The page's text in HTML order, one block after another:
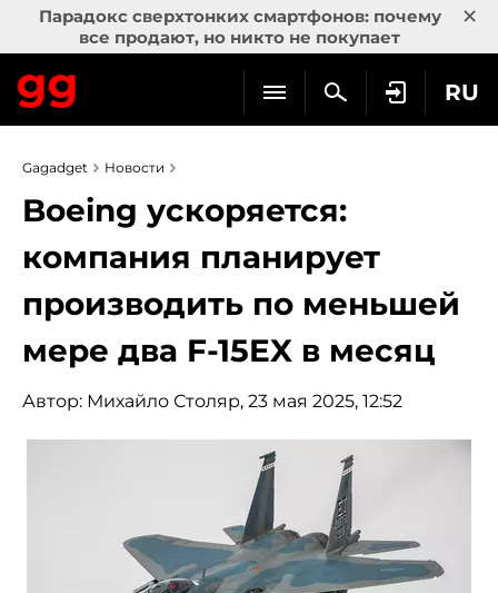
Парадокс сверхтонких смартфонов: почему
все продают, но никто не покупает
×
RU
Gagadget Новости
Boeing ускоряется:
компания планирует
производить по меньшей
мере два F-15EX в месяц
Автор: Михайло Столяр, 23 мая 2025, 12:52